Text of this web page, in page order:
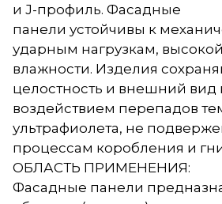
и J-профиль. Фасадные
панели устойчивы к
ударным нагрузкам, высокой
влажности. Изделия
целостность и внешний вид
воздействием перепадов
ультрафиолета, не
процессам коробления и
ОБЛАСТЬ ПРИМЕНЕНИЯ:
Фасадные панели